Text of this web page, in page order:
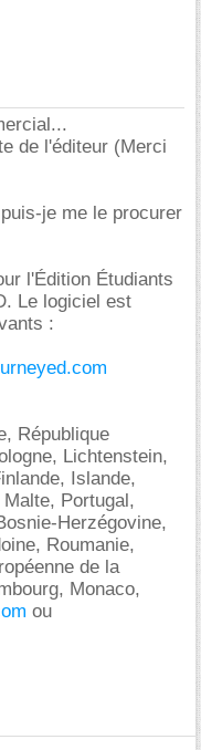
de l'éditeur (Merci
je me le procurer
l'Édition Étudiants
Le logiciel est
:
République
Lichtenstein,
Islande,
Portugal,
Herzégovine,
Roumanie,
de la
Monaco,
ou